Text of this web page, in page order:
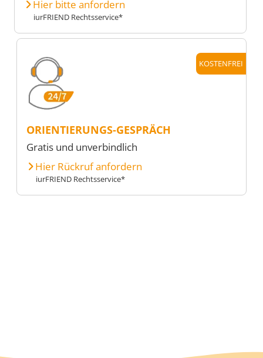
Hier bitte anfordern
iurFRIEND Rechtsservice*
KOSTENFREI
ORIENTIERUNGS-GESPRÄCH
Gratis und unverbindlich
Hier Rückruf anfordern
iurFRIEND Rechtsservice*